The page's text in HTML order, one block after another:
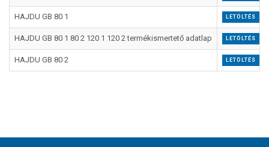
HAJDU GB 80 1 LETÖLTÉS
HAJDU GB 80 1 80 2 120 1 120 2 termékismertető adatlap LETÖLTÉS
HAJDU GB 80 2 LETÖLTÉS